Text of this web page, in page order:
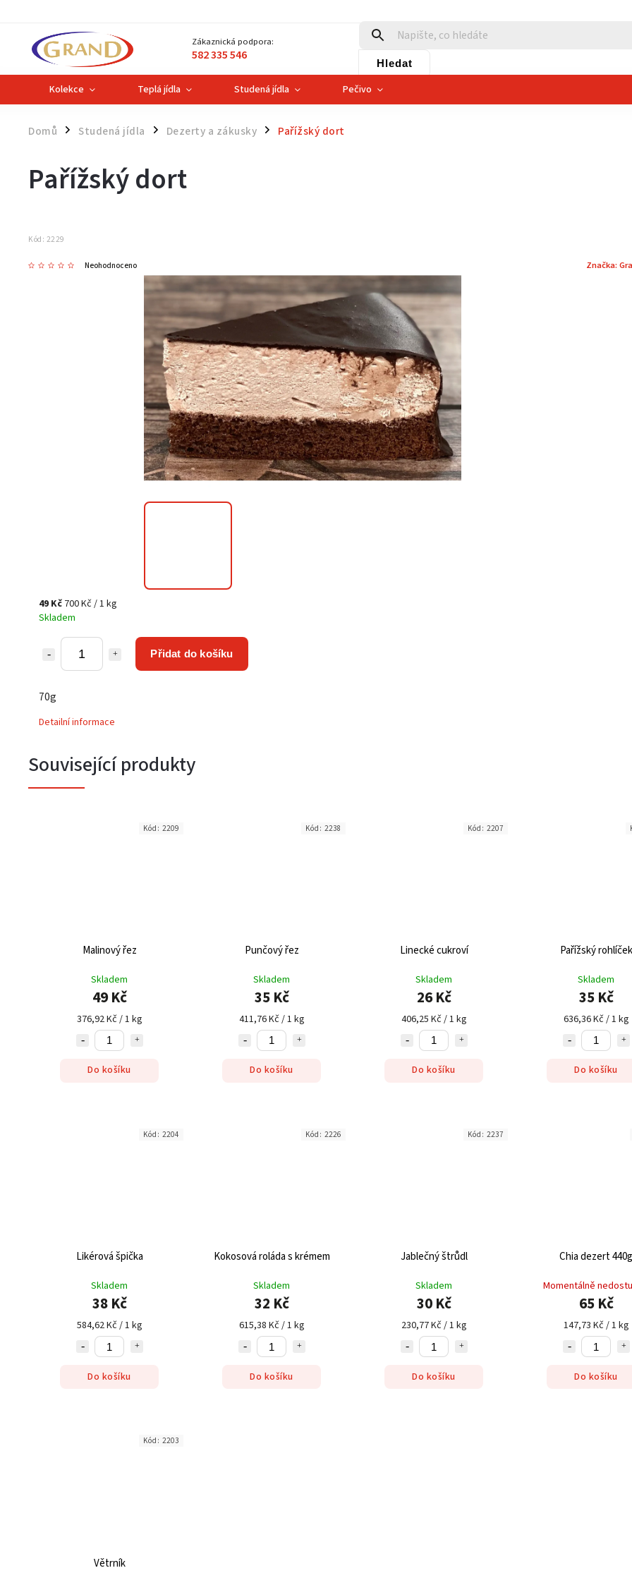
Zákaznická podpora:
582 335 546 Hledat
Kolekce Teplá jídla Studená jídla Pečivo
Domů / Studená jídla / Dezerty a zákusky / Pařížský dort
Pařížský dort
Kód: 2229
Neohodnoceno Značka:
49 Kč 700 Kč / 1 kg
Skladem
Přidat do košíku
70g
Detailní informace
Související produkty
Malinový řez
Skladem
49 Kč
376,92 Kč / 1 kg
Do košíku
Kód: 2209
Punčový řez
Skladem
35 Kč
411,76 Kč / 1 kg
Do košíku
Kód: 2238
Linecké cukroví
Skladem
26 Kč
406,25 Kč / 1 kg
Do košíku
Kód: 2207
Pařížský rohlíček
Skladem
35 Kč
636,36 Kč / 1 kg
Do košíku
Likérová špička
Skladem
38 Kč
584,62 Kč / 1 kg
Do košíku
Kód: 2204
Kokosová roláda s krémem
Skladem
32 Kč
615,38 Kč / 1 kg
Do košíku
Kód: 2226
Jablečný štrůdl
Skladem
30 Kč
230,77 Kč / 1 kg
Do košíku
Kód: 2237
Chia dezert 440g
Momentálně
65 Kč
147,73 Kč / 1 kg
Do košíku
Větrník
Kód: 2203